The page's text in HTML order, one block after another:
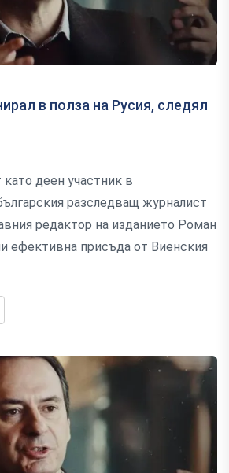
в полза на Русия, следял
като деен участник в
разследващ журналист
редактор на изданието Роман
ефективна присъда от Виенския